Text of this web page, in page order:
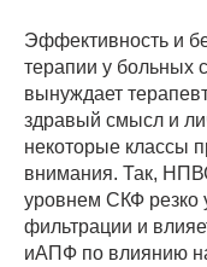
Эффективность и
терапии у больных
вынуждает
здравый смысл и
некоторые классы
внимания. Так,
уровнем СКФ резко
фильтрации и
иАПФ по влиянию